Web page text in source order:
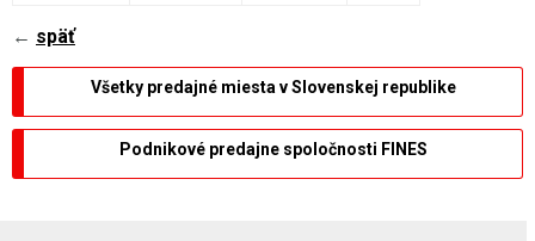
← späť
Všetky predajné miesta v Slovenskej republike
Podnikové predajne spoločnosti FINES